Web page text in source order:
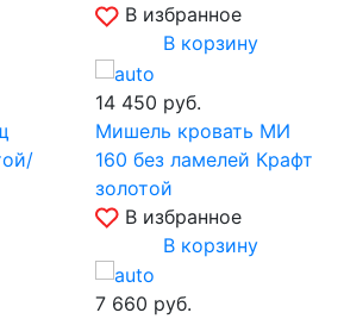
В избранное
В корзину
14 450 руб.
Мишель кровать МИ
160 без ламелей Крафт
золотой
В избранное
В корзину
7 660 руб.